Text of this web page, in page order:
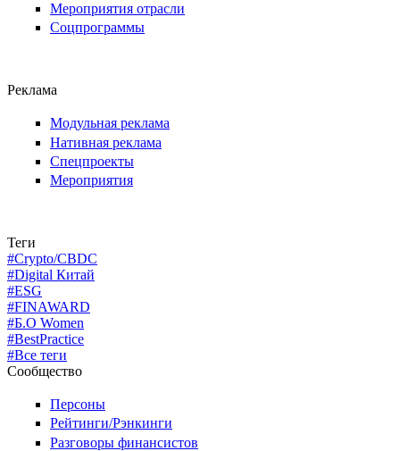
Мероприятия отрасли
Соцпрограммы
Реклама
Модульная реклама
Нативная реклама
Спецпроекты
Мероприятия
Теги
#Crypto/CBDC
#Digital Китай
#ESG
#FINAWARD
#Б.О Women
#BestPractice
#Все теги
Сообщество
Персоны
Рейтинги/Рэнкинги
Разговоры финансистов